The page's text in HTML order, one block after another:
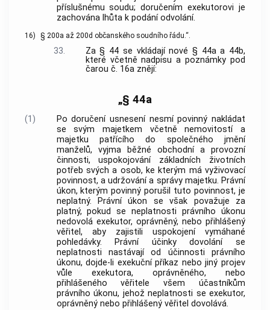
příslušnému soudu; doručením exekutorovi je
zachována lhůta k podání odvolání.
16) § 200a až 200d občanského soudního řádu.“.
33.
Za § 44 se vkládají nové § 44a a 44b,
které včetně nadpisu a poznámky pod
čarou č. 16a znějí:
„§ 44a
(1)
Po doručení usnesení nesmí povinný nakládat
se svým majetkem včetně nemovitostí a
majetku patřícího do společného jmění
manželů, vyjma běžné obchodní a provozní
činnosti, uspokojování základních životních
potřeb svých a osob, ke kterým má vyživovací
povinnost, a udržování a správy majetku. Právní
úkon, kterým povinný porušil tuto povinnost, je
neplatný. Právní úkon se však považuje za
platný, pokud se neplatnosti právního úkonu
nedovolá exekutor, oprávněný, nebo přihlášený
věřitel, aby zajistili uspokojení vymáhané
pohledávky. Právní účinky dovolání se
neplatnosti nastávají od účinnosti právního
úkonu, dojde-li exekuční příkaz nebo jiný projev
vůle exekutora, oprávněného, nebo
přihlášeného věřitele všem účastníkům
právního úkonu, jehož neplatnosti se exekutor,
oprávněný nebo přihlášený věřitel dovolává.